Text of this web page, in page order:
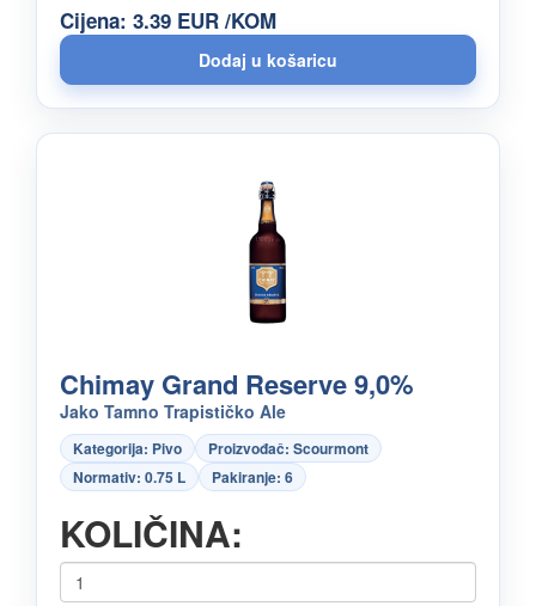
Cijena: 3.39 EUR /KOM
Chimay Grand Reserve 9,0%
Jako Tamno Trapističko Ale
Kategorija: Pivo
Proizvođač: Scourmont
Normativ: 0.75 L
Pakiranje: 6
KOLIČINA: